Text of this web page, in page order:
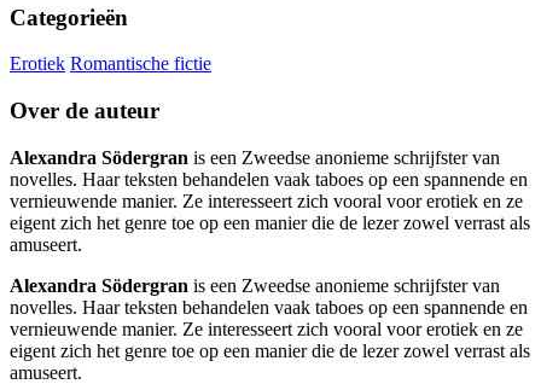
Categorieën
Erotiek Romantische fictie
Over de auteur
Alexandra Södergran is een Zweedse anonieme schrijfster van
novelles. Haar teksten behandelen vaak taboes op een spannende en
vernieuwende manier. Ze interesseert zich vooral voor erotiek en ze
eigent zich het genre toe op een manier die de lezer zowel verrast als
amuseert.
Alexandra Södergran is een Zweedse anonieme schrijfster van
novelles. Haar teksten behandelen vaak taboes op een spannende en
vernieuwende manier. Ze interesseert zich vooral voor erotiek en ze
eigent zich het genre toe op een manier die de lezer zowel verrast als
amuseert.